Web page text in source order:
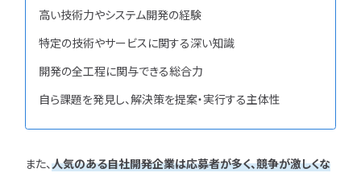
高い技術力やシステム開発の経験
特定の技術やサービスに関する深い知識
開発の全工程に関与できる総合力
自ら課題を発見し、解決策を提案・実行する主体性
また、人気のある自社開発企業は応募者が多く、競争が激しくな